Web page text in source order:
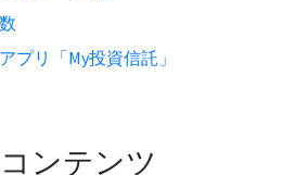
プリ「My投資信託」
ンテンツ